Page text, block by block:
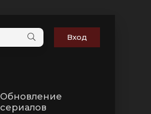
Вход
Обновление
сериалов